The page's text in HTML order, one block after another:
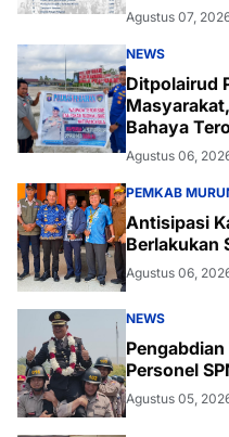
Agustus 07,
NEWS
Ditpolairud
Bahaya
Agustus 06,
PEMKAB
Antisipasi
Berlakukan
Agustus 06,
NEWS
Personel
Agustus 05,